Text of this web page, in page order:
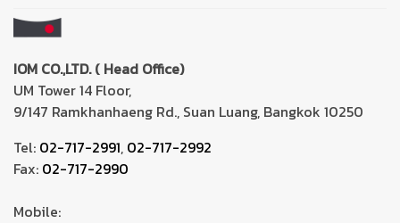
IOM CO.,LTD. ( Head Office)
UM Tower 14 Floor,
9/147 Ramkhanhaeng Rd., Suan Luang, Bangkok 10250
Tel: 02-717-2991, 02-717-2992
Fax: 02-717-2990
Mobile: